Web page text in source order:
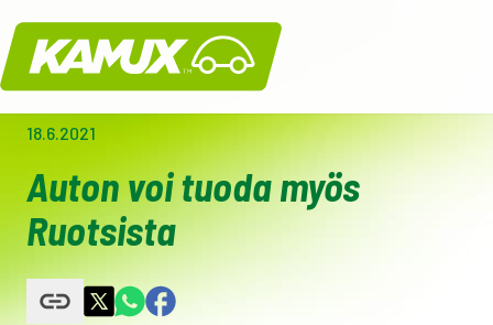
Kamux
18.6.2021
Auton voi tuoda myös
Ruotsista